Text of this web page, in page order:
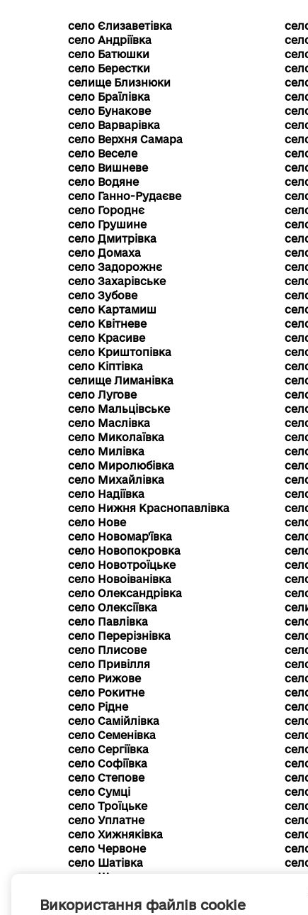
Використання файлів cookie
село Єлизаветівка
село Андріївка
село Батюшки
село Берестки
селище Близнюки
село Браїлівка
село Бунакове
село Варварівка
село Верхня Самара
село Веселе
село Вишневе
село Водяне
село Ганно-Рудаєве
село Городнє
село Грушине
село Дмитрівка
село Домаха
село Задорожнє
село Захарівське
село Зубове
село Картамиш
село Квітневе
село Красиве
село Криштопівка
село Кіптівка
селище Лиманівка
село Лугове
село Мальцівське
село Маслівка
село Миколаївка
село Милівка
село Миролюбівка
село Михайлівка
село Надіївка
село Нижня Краснопавлівка
село Нове
село Новомар'ївка
село Новопокровка
село Новотроїцьке
село Новоіванівка
село Олександрівка
село Олексіївка
село Павлівка
село Перерізнівка
село Плисове
село Привілля
село Рижове
село Рокитне
село Рідне
село Самійлівка
село Семенівка
село Сергіївка
село Софіївка
село Степове
село Сумці
село Троїцьке
село Уплатне
село Хижняківка
село Червоне
село Шатівка
село Широке